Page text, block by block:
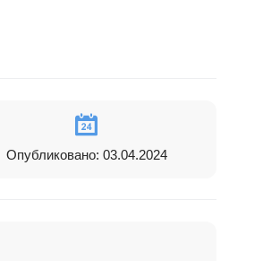
Опубликовано: 03.04.2024